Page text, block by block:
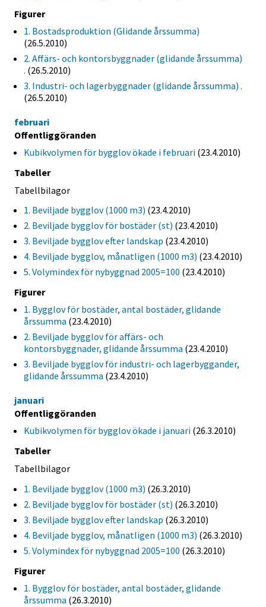
Figurer
1. Bostadsproduktion (Glidande årssumma)
(26.5.2010)
2. Affärs- och kontorsbyggnader (glidande årssumma)
. (26.5.2010)
3. Industri- och lagerbyggnader (glidande årssumma) .
(26.5.2010)
februari
Offentliggöranden
Kubikvolymen för bygglov ökade i februari (23.4.2010)
Tabeller
Tabellbilagor
1. Beviljade bygglov (1000 m3) (23.4.2010)
2. Beviljade bygglov för bostäder (st) (23.4.2010)
3. Beviljade bygglov efter landskap (23.4.2010)
4. Beviljade bygglov, månatligen (1000 m3) (23.4.2010)
5. Volymindex för nybyggnad 2005=100 (23.4.2010)
Figurer
1. Bygglov för bostäder, antal bostäder, glidande
årssumma (23.4.2010)
2. Beviljade bygglov för affärs- och
kontorsbyggnader, glidande årssumma (23.4.2010)
3. Beviljade bygglov för industri- och lagerbyggander,
glidande årssumma (23.4.2010)
januari
Offentliggöranden
Kubikvolymen för bygglov ökade i januari (26.3.2010)
Tabeller
Tabellbilagor
1. Beviljade bygglov (1000 m3) (26.3.2010)
2. Beviljade bygglov för bostäder (st) (26.3.2010)
3. Beviljade bygglov efter landskap (26.3.2010)
4. Beviljade bygglov, månatligen (1000 m3) (26.3.2010)
5. Volymindex för nybyggnad 2005=100 (26.3.2010)
Figurer
1. Bygglov för bostäder, antal bostäder, glidande
årssumma (26.3.2010)